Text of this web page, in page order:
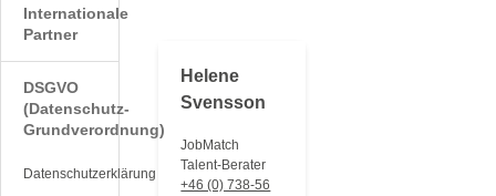
Helene
Svensson
JobMatch
Talent-Berater
+46 (0) 738-56
Internationale
Partner
DSGVO
(Datenschutz-
Grundverordnung)
Datenschutzerklärung